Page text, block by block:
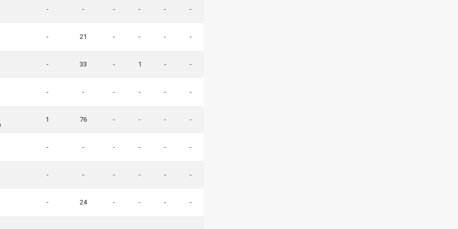
- - - - - -
- 21 - - - -
- 33 - 1 - -
- - - - - -
1 76 - - - -
- - - - - -
- - - - - -
- 24 - - - -